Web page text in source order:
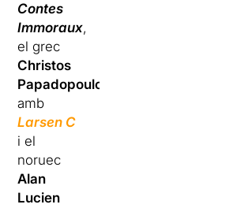
Contes
Immoraux,
el grec
Christos
Papadopoulos
amb
Larsen C
i el
noruec
Alan
Lucien